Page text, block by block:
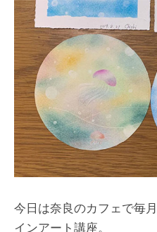
今日は奈良のカフェで毎
インアート講座。